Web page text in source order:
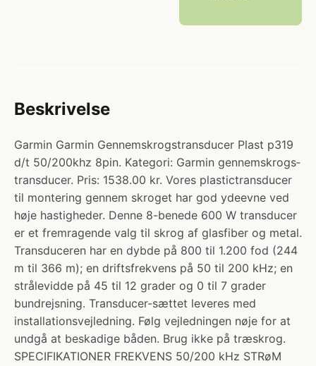
Beskrivelse
Garmin Garmin Gennemskrogstransducer Plast p319
d/t 50/200khz 8pin. Kategori: Garmin gennemskrogs­
transducer. Pris: 1538.00 kr. Vores plastictransducer
til montering gennem skroget har god ydeevne ved
høje hastigheder. Denne 8-benede 600 W transducer
er et fremragende valg til skrog af glasfiber og metal.
Transduceren har en dybde på 800 til 1.200 fod (244
m til 366 m); en driftsfrekvens på 50 til 200 kHz; en
strålevidde på 45 til 12 grader og 0 til 7 grader
bundrejsning. Transducer-sættet leveres med
installationsvejledning. Følg vejledningen nøje for at
undgå at beskadige båden. Brug ikke på træskrog.
SPECIFIKATIONER FREKVENS 50/200 kHz STRøM